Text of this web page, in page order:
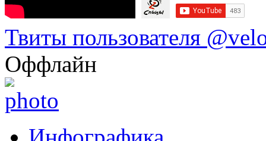
Твиты пользователя
Оффлайн